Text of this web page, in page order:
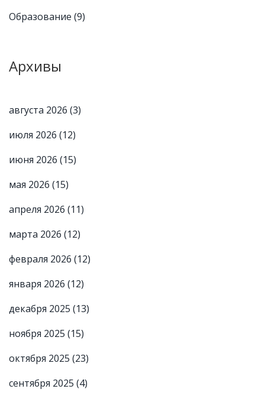
Образование (9)
Архивы
августа 2026 (3)
июля 2026 (12)
июня 2026 (15)
мая 2026 (15)
апреля 2026 (11)
марта 2026 (12)
февраля 2026 (12)
января 2026 (12)
декабря 2025 (13)
ноября 2025 (15)
октября 2025 (23)
сентября 2025 (4)